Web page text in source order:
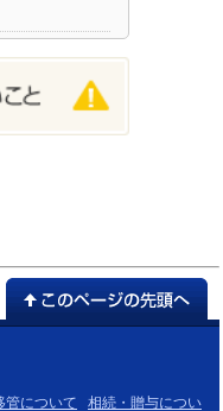
管について
相続・贈与につい